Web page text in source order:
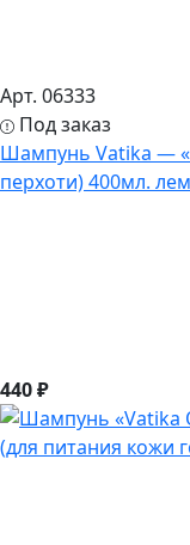
Арт. 06333
Под заказ
Шампунь Vatika —
перхоти) 400мл.
440 ₽